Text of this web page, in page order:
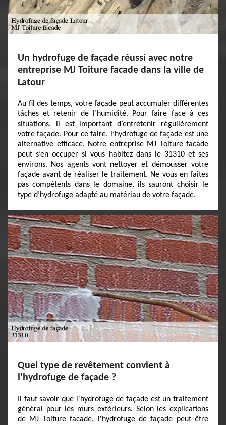
Un hydrofuge de façade réussi avec notre
entreprise MJ Toiture facade dans la ville de
Latour
Au fil des temps, votre façade peut accumuler différentes
tâches et retenir de l’humidité. Pour faire face à ces
situations, il est important d’entretenir régulièrement
votre façade. Pour ce faire, l’hydrofuge de façade est une
alternative efficace. Notre entreprise MJ Toiture facade
peut s’en occuper si vous habitez dans le 31310 et ses
environs. Nos agents vont nettoyer et démousser votre
façade avant de réaliser le traitement. Ne vous en faites
pas compétents dans le domaine, ils sauront choisir le
type d’hydrofuge adapté au matériau de votre façade.
Quel type de revêtement convient à
l'hydrofuge de façade ?
Il faut savoir que l'hydrofuge de façade est un traitement
général pour les murs extérieurs. Selon les explications
de MJ Toiture facade, l'hydrofuge de façade peut être